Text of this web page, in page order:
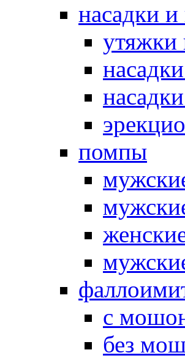
насадки и
утяжки
помпы
с
без